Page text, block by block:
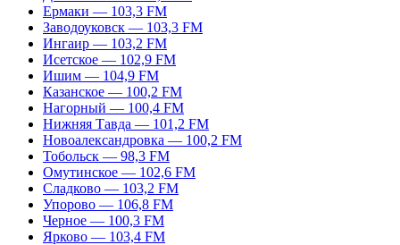
Ермаки — 103,3 FM
Заводоуковск — 103,3 FM
Ингаир — 103,2 FM
Исетское — 102,9 FM
Ишим — 104,9 FM
Казанское — 100,2 FM
Нагорный — 100,4 FM
Нижняя Тавда — 101,2 FM
Новоалександровка — 100,2 FM
Тобольск — 98,3 FM
Омутинское — 102,6 FM
Сладково — 103,2 FM
Упорово — 106,8 FM
Черное — 100,3 FM
Ярково — 103,4 FM